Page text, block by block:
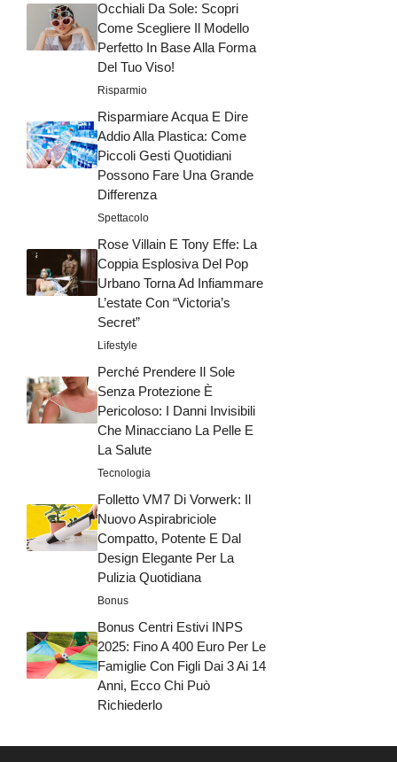
Occhiali Da Sole: Scopri
Come Scegliere Il Modello
Perfetto In Base Alla Forma
Del Tuo Viso!
Risparmio
Risparmiare Acqua E Dire
Addio Alla Plastica: Come
Piccoli Gesti Quotidiani
Possono Fare Una Grande
Differenza
Spettacolo
Rose Villain E Tony Effe: La
Coppia Esplosiva Del Pop
Urbano Torna Ad Infiammare
L’estate Con “Victoria’s
Secret”
Lifestyle
Perché Prendere Il Sole
Senza Protezione È
Pericoloso: I Danni Invisibili
Che Minacciano La Pelle E
La Salute
Tecnologia
Folletto VM7 Di Vorwerk: Il
Nuovo Aspirabriciole
Compatto, Potente E Dal
Design Elegante Per La
Pulizia Quotidiana
Bonus
Bonus Centri Estivi INPS
2025: Fino A 400 Euro Per Le
Famiglie Con Figli Dai 3 Ai 14
Anni, Ecco Chi Può
Richiederlo